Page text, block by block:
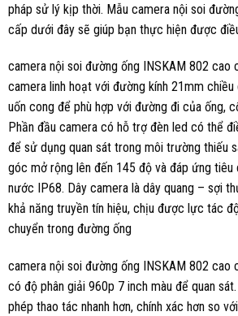
pháp sử lý kịp thời. Mẫu camera nội soi
cấp dưới đây sẽ giúp bạn thực hiện được
camera nội soi đường ống INSKAM 802 cao
camera linh hoạt với đường kính 21mm
uốn cong để phù hợp với đường đi của ống,
Phần đầu camera có hỗ trợ đèn led có thể
để sử dụng quan sát trong môi trường thiếu
góc mở rộng lên đến 145 độ và đáp ứng tiêu
nước IP68. Dây camera là dây quang – sợi
khả năng truyền tín hiệu, chịu được lực tác
chuyển trong đường ống
camera nội soi đường ống INSKAM 802 cao
có độ phân giải 960p 7 inch màu để quan
phép thao tác nhanh hơn, chính xác hơn so